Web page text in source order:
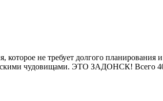
не требует долгого планирования
чудовищами. ЭТО ЗАДОНСК! Всего